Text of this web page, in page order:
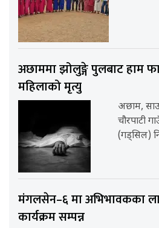
अछाममा झोलुङ्गे पुलबाट हाम
महिलाको मृत्यु
अछाम,
चौरपाटी
(गड्सिल)
मंगलसेन–६ मा अभिभावकका
कार्यक्रम सम्पन्न